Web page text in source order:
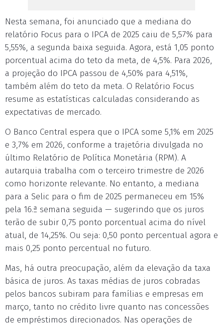
Nesta semana, foi anunciado que a mediana do
relatório Focus para o IPCA de 2025 caiu de 5,57% para
5,55%, a segunda baixa seguida. Agora, está 1,05 ponto
porcentual acima do teto da meta, de 4,5%. Para 2026,
a projeção do IPCA passou de 4,50% para 4,51%,
também além do teto da meta. O Relatório Focus
resume as estatísticas calculadas considerando as
expectativas de mercado.
O Banco Central espera que o IPCA some 5,1% em 2025
e 3,7% em 2026, conforme a trajetória divulgada no
último Relatório de Política Monetária (RPM). A
autarquia trabalha com o terceiro trimestre de 2026
como horizonte relevante. No entanto, a mediana
para a Selic para o fim de 2025 permaneceu em 15%
pela 16.ª semana seguida — sugerindo que os juros
terão de subir 0,75 ponto porcentual acima do nível
atual, de 14,25%. Ou seja: 0,50 ponto percentual agora e
mais 0,25 ponto percentual no futuro.
Mas, há outra preocupação, além da elevação da taxa
básica de juros. As taxas médias de juros cobradas
pelos bancos subiram para famílias e empresas em
março, tanto no crédito livre quanto nas concessões
de empréstimos direcionados. Nas operações de